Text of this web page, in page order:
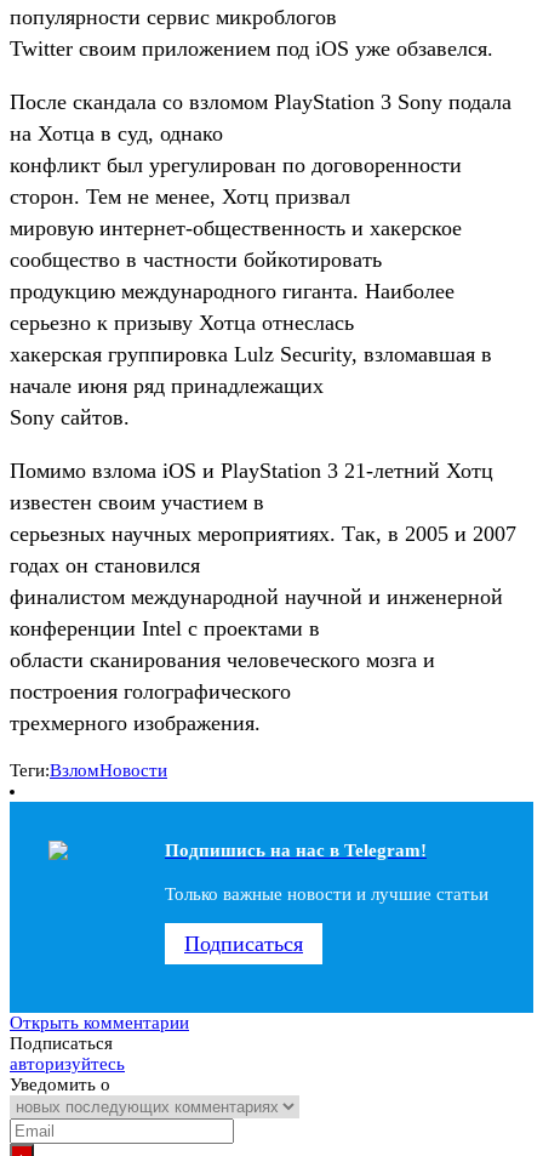
популярности сервис микроблогов
Twitter своим приложением под iOS уже обзавелся.
После скандала со взломом PlayStation 3 Sony подала
на Хотца в суд, однако
конфликт был урегулирован по договоренности
сторон. Тем не менее, Хотц призвал
мировую интернет-общественность и хакерское
сообщество в частности бойкотировать
продукцию международного гиганта. Наиболее
серьезно к призыву Хотца отнеслась
хакерская группировка Lulz Security, взломавшая в
начале июня ряд принадлежащих
Sony сайтов.
Помимо взлома iOS и PlayStation 3 21-летний Хотц
известен своим участием в
серьезных научных мероприятиях. Так, в 2005 и 2007
годах он становился
финалистом международной научной и инженерной
конференции Intel с проектами в
области сканирования человеческого мозга и
построения голографического
трехмерного изображения.
Теги:ВзломНовости
Подпишись на наc в Telegram!
Только важные новости и лучшие статьи
Подписаться
Открыть комментарии
Подписаться
авторизуйтесь
Уведомить о